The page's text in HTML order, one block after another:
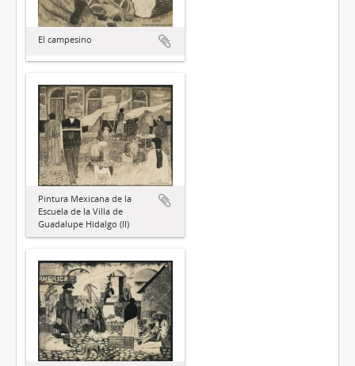
El campesino
Pintura Mexicana de la
Escuela de la Villa de
Guadalupe Hidalgo (II)